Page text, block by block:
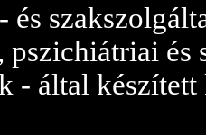
és
és
- által